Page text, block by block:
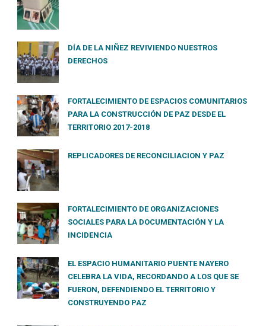
DÍA DE LA NIÑEZ REVIVIENDO NUESTROS
DERECHOS
FORTALECIMIENTO DE ESPACIOS COMUNITARIOS
PARA LA CONSTRUCCIÓN DE PAZ DESDE EL
TERRITORIO 2017-2018
REPLICADORES DE RECONCILIACION Y PAZ
FORTALECIMIENTO DE ORGANIZACIONES
SOCIALES PARA LA DOCUMENTACIÓN Y LA
INCIDENCIA
EL ESPACIO HUMANITARIO PUENTE NAYERO
CELEBRA LA VIDA, RECORDANDO A LOS QUE SE
FUERON, DEFENDIENDO EL TERRITORIO Y
CONSTRUYENDO PAZ